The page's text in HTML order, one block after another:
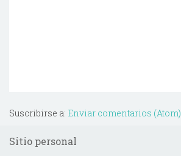
Suscribirse a: Enviar comentarios (Atom)
Sitio personal